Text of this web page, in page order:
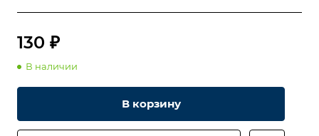
130 ₽
В наличии
В корзину